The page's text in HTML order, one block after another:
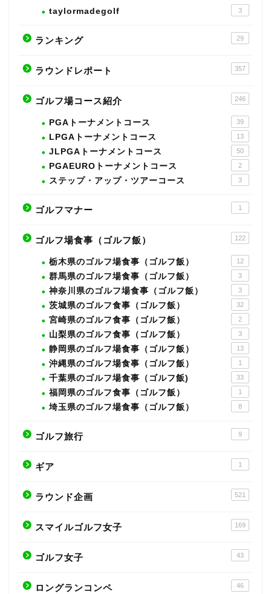
taylormadegolf 3
ランキング 29
ラウンドレポート 357
ゴルフ場コース紹介 246
PGAトーナメントコース 39
LPGAトーナメントコース 13
JLPGAトーナメントコース 50
PGAEUROトーナメントコース 2
ステップ・アップ・ツアーコース 3
ゴルフマナー 1
ゴルフ場食事（ゴルフ飯） 122
栃木県のゴルフ場食事（ゴルフ飯） 12
群馬県のゴルフ場食事（ゴルフ飯） 3
神奈川県のゴルフ場食事（ゴルフ飯） 3
茨城県のゴルフ食事（ゴルフ飯） 32
宮崎県のゴルフ食事（ゴルフ飯） 2
山梨県のゴルフ食事（ゴルフ飯） 3
静岡県のゴルフ場食事（ゴルフ飯） 13
沖縄県のゴルフ場食事（ゴルフ飯） 1
千葉県のゴルフ場食事（ゴルフ飯) 33
福岡県のゴルフ食事（ゴルフ飯） 1
埼玉県のゴルフ場食事（ゴルフ飯） 8
ゴルフ旅行 9
ギア 1
ラウンド企画 521
スマイルゴルフ女子 169
ゴルフ女子 43
ロングランコンペ 46